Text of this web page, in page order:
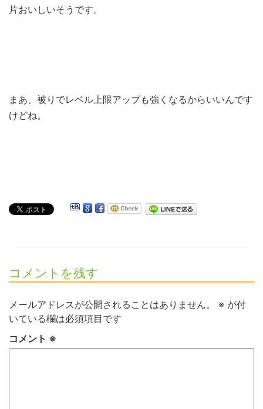
片おいしいそうです。
まあ、被りでレベル上限アップも強くなるからいいんです
けどね。
コメントを残す
メールアドレスが公開されることはありません。 ※ が付
いている欄は必須項目です
コメント ※